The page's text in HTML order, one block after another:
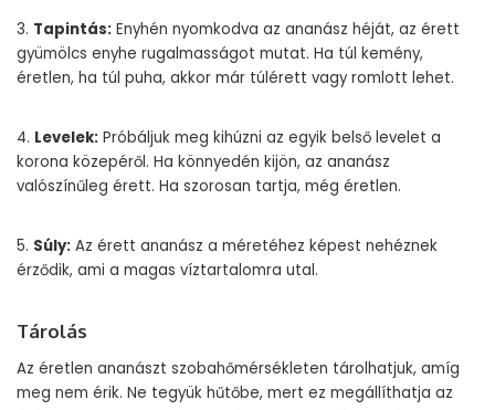
3. Tapintás: Enyhén nyomkodva az ananász héját, az érett
gyümölcs enyhe rugalmasságot mutat. Ha túl kemény,
éretlen, ha túl puha, akkor már túlérett vagy romlott lehet.
4. Levelek: Próbáljuk meg kihúzni az egyik belső levelet a
korona közepéről. Ha könnyedén kijön, az ananász
valószínűleg érett. Ha szorosan tartja, még éretlen.
5. Súly: Az érett ananász a méretéhez képest nehéznek
érződik, ami a magas víztartalomra utal.
Tárolás
Az éretlen ananászt szobahőmérsékleten tárolhatjuk, amíg
meg nem érik. Ne tegyük hűtőbe, mert ez megállíthatja az